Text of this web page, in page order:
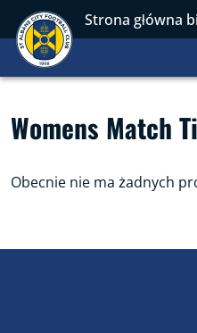
Strona główna
Womens Match
Obecnie nie ma żadnych